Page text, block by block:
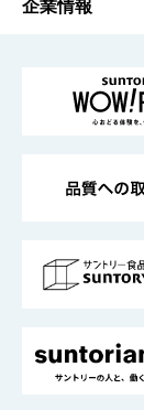
地域情報
サントリー
サステナビ
サントリー
企業情報
企業概要
採用情報